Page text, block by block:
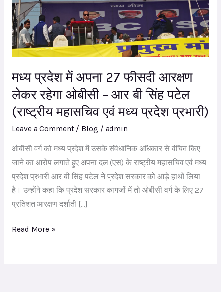
मध्य प्रदेश में अपना 27 फीसदी आरक्षण
लेकर रहेगा ओबीसी – आर बी सिंह पटेल
(राष्ट्रीय महासचिव एवं मध्य प्रदेश प्रभारी)
Leave a Comment / Blog / admin
ओबीसी वर्ग को मध्य प्रदेश में उसके संवैधानिक अधिकार से वंचित किए
जाने का आरोप लगाते हुए अपना दल (एस) के राष्ट्रीय महासचिव एवं मध्य
प्रदेश प्रभारी आर बी सिंह पटेल ने प्रदेश सरकार को आड़े हाथों लिया
है। उन्होंने कहा कि प्रदेश सरकार कागजों में तो ओबीसी वर्ग के लिए 27
प्रतिशत आरक्षण दर्शाती […]
27
फीसदी
आरक्षण
लेकर
ओबीसी
–
आर
बी
सिंह
पटेल
(राष्ट्रीय
महासचिव
एवं
मध्य
प्रभारी)
Read More »